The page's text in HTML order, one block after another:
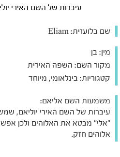
עיברות של השם האירי
שם בלועזית:
מין: בן
מקור השם: השפה האירית
קטגוריות: בינלאומי, מיוחד
משמעות השם אליאם:
עיברות של השם האירי יוליאם,
"אלי" מבטא את האלוהים ולכן
אלוהים חזק.